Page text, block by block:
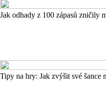
Jak odhady z 100 zápasů zničily
Tipy na hry: Jak zvýšit své šance